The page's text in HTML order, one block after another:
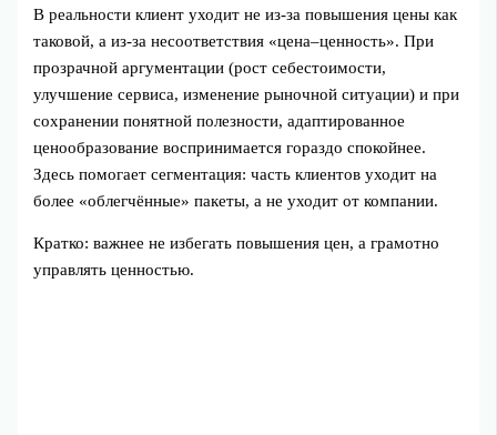
В реальности клиент уходит не из‑за повышения цены как
таковой, а из‑за несоответствия «цена–ценность». При
прозрачной аргументации (рост себестоимости,
улучшение сервиса, изменение рыночной ситуации) и при
сохранении понятной полезности, адаптированное
ценообразование воспринимается гораздо спокойнее.
Здесь помогает сегментация: часть клиентов уходит на
более «облегчённые» пакеты, а не уходит от компании.
Кратко: важнее не избегать повышения цен, а грамотно
управлять ценностью.